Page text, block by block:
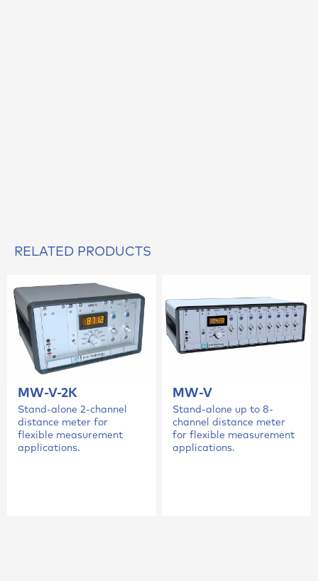
RELATED PRODUCTS
MW-V-2K
Stand-alone 2-channel
distance meter for
flexible measurement
applications.
MW-V
Stand-alone up to 8-
channel distance meter
for flexible measurement
applications.